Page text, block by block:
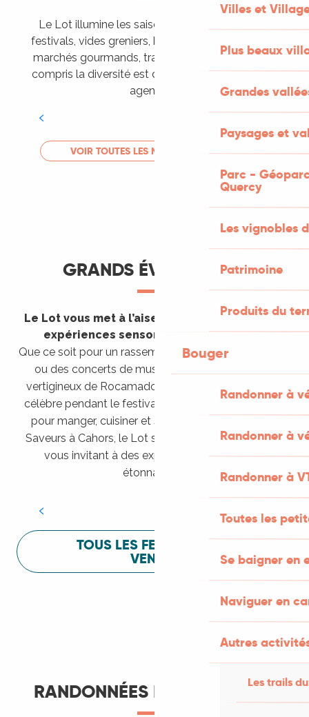
Villes et
Plus beaux
Grandes
Paysages et
Parc -
Quercy
Les vignobles
Patrimoine
Produits du
Bouger
Randonner à
Randonner à
Randonner à
Toutes les
Se baigner en
Naviguer en
Autres
Les trails
Le Lot illumine les saisons de ses animations :
festivals, vides greniers, brocantes, fêtes votives,
marchés gourmands, trails sportifs… Vous l’aurez
compris la diversité est de mise, alors tous à vos
agendas !
LIRE LA SUITE
VOIR TOUTES LES MANIFESTATIONS
GRANDS ÉVÈNEMENTS
Le Lot vous met à l’aise en vous invitant à des
expériences sensorielles étonnantes !
Que ce soit pour un rassemblement de montgolfières
ou des concerts de musique sacrée dans le site
vertigineux de Rocamadour, pour écouter un opéra
célèbre pendant le festival de Saint-Céré ou encore
pour manger, cuisiner et s’amuser pendant Lot of
Saveurs à Cahors, le Lot sait vous mettre à l’aise en
vous invitant à des expériences sensorielles
étonnantes !
Festival Lot of Saveurs
TOUS LES FESTIVALS À
VENIR
RANDONNÉES ET ITINÉRANCE